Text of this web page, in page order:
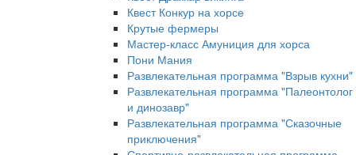
Квест Конкур на хорсе
Крутые фермеры
Мастер-класс Амуниция для хорса
Пони Мания
Развлекательная программа "Взрыв кухни"
Развлекательная программа "Палеонтолог
и динозавр"
Развлекательная программа "Сказочные
приключения"